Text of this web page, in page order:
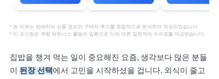
* 본 리뷰는 판매처의 상품 정보와 구매자 후기를 종합적으로 분석하여 작성되었습니다
* 이 포스팅은 쿠팡 파트너스 활동의 일환으로 이에 따른 일정액의 수수료를 제공받습니다.
집밥을 챙겨 먹는 일이 중요해진 요즘, 생각보다 많은 분들
이 된장 선택에서 고민을 시작하셨을 겁니다. 외식이 줄고